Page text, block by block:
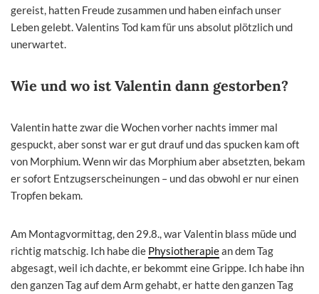
gereist, hatten Freude zusammen und haben einfach unser
Leben gelebt. Valentins Tod kam für uns absolut plötzlich und
unerwartet.
Wie und wo ist Valentin dann gestorben?
Valentin hatte zwar die Wochen vorher nachts immer mal
gespuckt, aber sonst war er gut drauf und das spucken kam oft
von Morphium. Wenn wir das Morphium aber absetzten, bekam
er sofort Entzugserscheinungen – und das obwohl er nur einen
Tropfen bekam.
Am Montagvormittag, den 29.8., war Valentin blass müde und
richtig matschig. Ich habe die Physiotherapiean dem Tag
abgesagt, weil ich dachte, er bekommt eine Grippe. Ich habe ihn
den ganzen Tag auf dem Arm gehabt, er hatte den ganzen Tag